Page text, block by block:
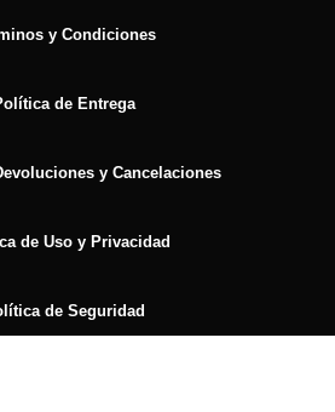
y Condiciones
de Entrega
y Cancelaciones
de Uso y Privacidad
de Seguridad